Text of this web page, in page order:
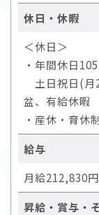
休日・休暇
＜休日＞
・年間休日
土日祝日(月
盆、有給休暇
・産休・育休
給与
月給212,830円
昇給・賞与・